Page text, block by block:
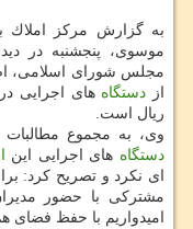
به گزارش مركز املاك
موسوی، پنجشنبه در
مجلس شورای اسلامی،
از دستگاه های اجرایی در
ریال است.
وی، به مجموع مطالبات
دستگاه های اجرایی این
ای نكرد و تصریح كرد:
مشتركی با حضور
امیدواریم با حفظ